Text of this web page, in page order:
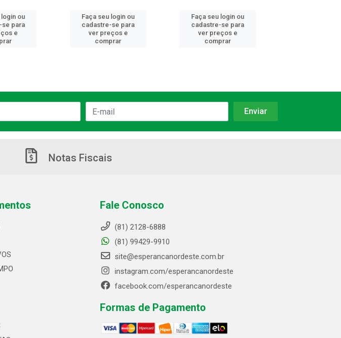
login ou
se para
e
Faça seu login ou
cadastre-se para
ver preços e
comprar
Faça seu login ou
cadastre-se para
ver preços e
comprar
Notas Fiscais
Fale Conosco
(81) 2128-6888
(81) 99429-9910
site@esperancanordeste.com.br
instagram.com/esperancanordeste
facebook.com/esperancanordeste
Formas de Pagamento